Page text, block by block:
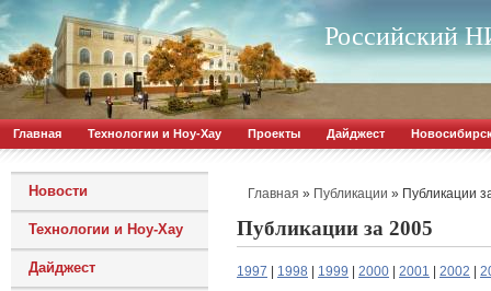
Российский
Главная Технологии и Ноу-Хау Проекты Дайджест
Новости
Технологии и Ноу-Хау
Дайджест
Главная » Публикации » Публикации
Публикации за 2005
1997 1998 1999 2000 2001 2002